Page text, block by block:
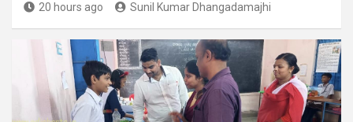
20 hours ago Sunil Kumar Dhangadamajhi